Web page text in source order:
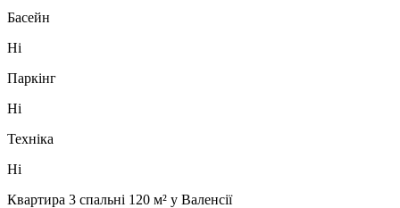
Басейн
Ні
Паркінг
Ні
Техніка
Ні
Квартира 3 спальні 120 м² у Валенсії